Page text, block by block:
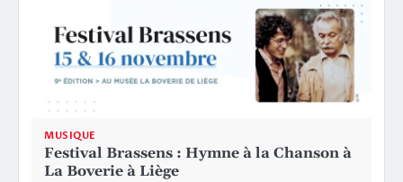
MUSIQUE
Festival Brassens : Hymne à la Chanson à
La Boverie à Liège